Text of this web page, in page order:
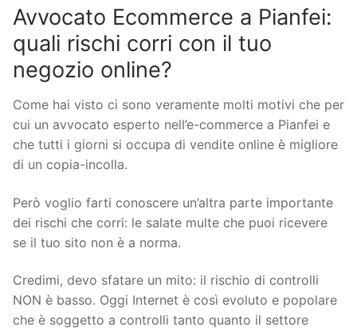
Avvocato Ecommerce a Pianfei:
quali rischi corri con il tuo
negozio online?
Come hai visto ci sono veramente molti motivi che per
cui un avvocato esperto nell’e-commerce a Pianfei e
che tutti i giorni si occupa di vendite online è migliore
di un copia-incolla.
Però voglio farti conoscere un’altra parte importante
dei rischi che corri: le salate multe che puoi ricevere
se il tuo sito non è a norma.
Credimi, devo sfatare un mito: il rischio di controlli
NON è basso. Oggi Internet è così evoluto e popolare
che è soggetto a controlli tanto quanto il settore